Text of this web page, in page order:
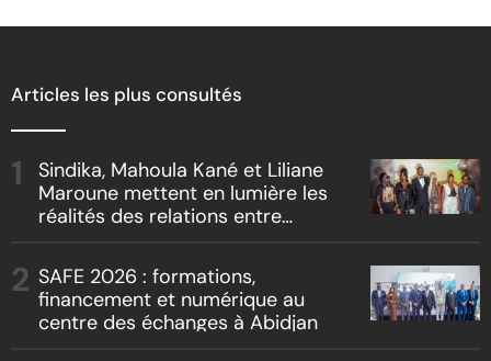
Articles les plus consultés
Sindika, Mahoula Kané et Liliane
Maroune mettent en lumière les
réalités des relations entre
« Boss vs Boss »
SAFE 2026 : formations,
financement et numérique au
centre des échanges à Abidjan